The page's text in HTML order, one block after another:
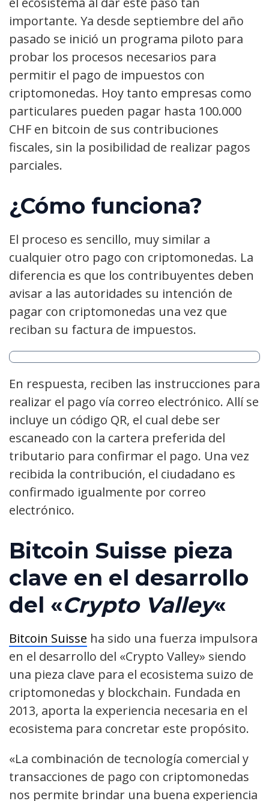
importante. Ya desde septiembre del año
pasado se inició un programa piloto para
probar los procesos necesarios para
permitir el pago de impuestos con
criptomonedas. Hoy tanto empresas como
particulares pueden pagar hasta 100.000
CHF en bitcoin de sus contribuciones
fiscales, sin la posibilidad de realizar pagos
parciales.
¿Cómo funciona?
El proceso es sencillo, muy similar a
cualquier otro pago con criptomonedas. La
diferencia es que los contribuyentes deben
avisar a las autoridades su intención de
pagar con criptomonedas una vez que
reciban su factura de impuestos.
En respuesta, reciben las instrucciones para
realizar el pago vía correo electrónico. Allí se
incluye un código QR, el cual debe ser
escaneado con la cartera preferida del
tributario para confirmar el pago. Una vez
recibida la contribución, el ciudadano es
confirmado igualmente por correo
electrónico.
Bitcoin Suisse pieza
clave en el desarrollo
del «Crypto Valley«
Bitcoin Suisse ha sido una fuerza impulsora
en el desarrollo del «Crypto Valley» siendo
una pieza clave para el ecosistema suizo de
criptomonedas y blockchain. Fundada en
2013, aporta la experiencia necesaria en el
ecosistema para concretar este propósito.
«La combinación de tecnología comercial y
transacciones de pago con criptomonedas
nos permite brindar una buena experiencia